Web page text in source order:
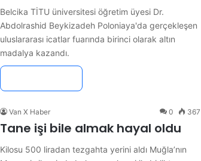
Belcika TİTU üniversitesi öğretim üyesi Dr.
Abdolrashid Beykizadeh Poloniaya'da gerçekleşen
uluslararası icatlar fuarında birinci olarak altın
madalya kazandı.
Van X Haber 0 367
Tane işi bile almak hayal oldu
Kilosu 500 liradan tezgahta yerini aldı Muğla’nın